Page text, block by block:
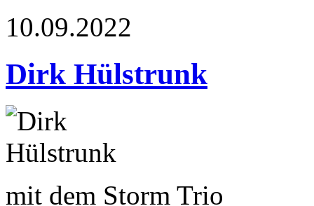
10.09.2022
Dirk Hülstrunk
mit dem Storm Trio